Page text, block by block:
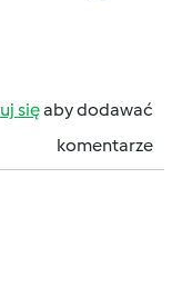
sięaby dodawać
komentarze